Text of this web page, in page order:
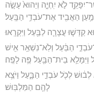
לֹ֣א יִֽחְיֶ֑ה וְיֵהוּא֙ עָשָׂ֣ה
הַאֲבִ֖יד אֶת־עֹבְדֵ֥י הַבָּֽעַל׃
קַדְּשׁ֧וּ עֲצָרָ֛ה לַבַּ֖עַל וַיִּקְרָֽאוּ׃
הַבַּ֔עַל וְלֹֽא־נִשְׁאַ֥ר אִ֖ישׁ
בֵית־הַבַּ֖עַל פֶּ֥ה לָפֶֽה׃
לְכֹ֖ל עֹבְדֵ֣י הַבָּ֑עַל וַיֹּצֵ֥א
לָהֶ֖ם הַמַּלְבּֽוּשׁ׃